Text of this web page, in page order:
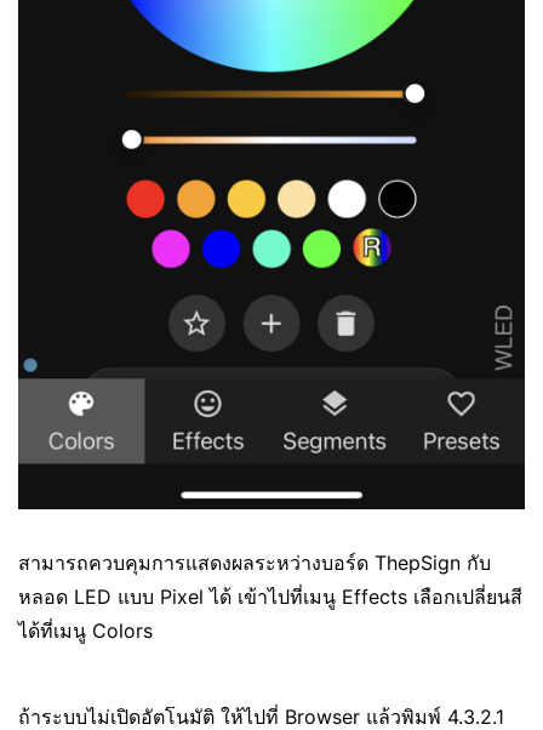
สามารถควบคุมการแสดงผลระหว่างบอร์ด ThepSign กับ
หลอด LED แบบ Pixel ได้ เข้าไปที่เมนู Effects เลือกเปลี่ยนสี
ได้ที่เมนู Colors
ถ้าระบบไม่เปิดอัตโนมัติ ให้ไปที่ Browser แล้วพิมพ์ 4.3.2.1